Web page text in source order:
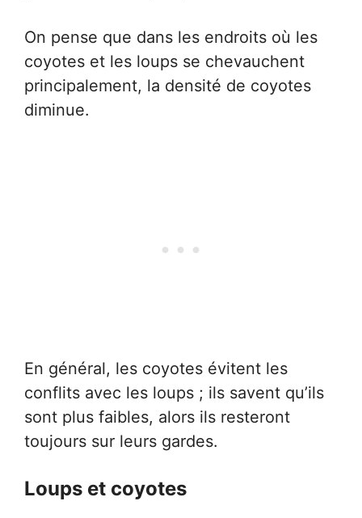
On pense que dans les endroits où les
coyotes et les loups se chevauchent
principalement, la densité de coyotes
diminue.
En général, les coyotes évitent les
conflits avec les loups ; ils savent qu’ils
sont plus faibles, alors ils resteront
toujours sur leurs gardes.
Loups et coyotes